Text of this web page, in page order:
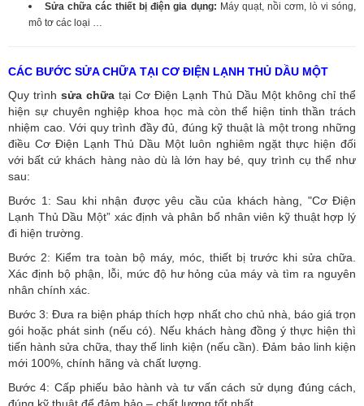
Sửa chữa các thiết bị điện gia dụng: Máy quạt, nồi cơm, lò vi sóng,
mô tơ các loại …
CÁC BƯỚC SỬA CHỮA TẠI CƠ ĐIỆN LẠNH THỦ DẦU MỘT
Quy trình sửa chữa tại Cơ Điện Lạnh Thủ Dầu Một không chỉ thể
hiện sự chuyên nghiệp khoa học mà còn thể hiện tinh thần trách
nhiệm cao. Với quy trình đầy đủ, đúng kỹ thuật là một trong những
điều Cơ Điện Lạnh Thủ Dầu Một luôn nghiêm ngặt thực hiện đối
với bất cứ khách hàng nào dù là lớn hay bé, quy trình cụ thể như
sau:
Bước 1: Sau khi nhận được yêu cầu của khách hàng, "Cơ Điện
Lạnh Thủ Dầu Một” xác định và phân bổ nhân viên kỹ thuật hợp lý
đi hiện trường.
Bước 2: Kiểm tra toàn bộ máy, móc, thiết bị trước khi sửa chữa.
Xác định bộ phận, lỗi, mức độ hư hỏng của máy và tìm ra nguyên
nhân chính xác.
Bước 3: Đưa ra biện pháp thích hợp nhất cho chủ nhà, báo giá trọn
gói hoặc phát sinh (nếu có). Nếu khách hàng đồng ý thực hiện thì
tiến hành sửa chữa, thay thế linh kiện (nếu cần). Đảm bảo linh kiện
mới 100%, chính hãng và chất lượng.
Bước 4: Cấp phiếu bảo hành và tư vấn cách sử dụng đúng cách,